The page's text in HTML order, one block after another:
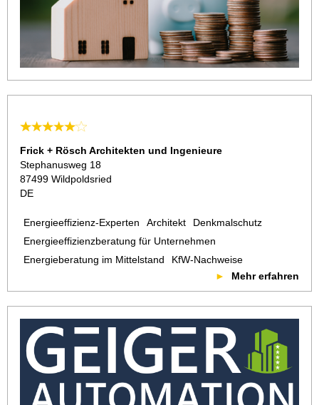
Frick + Rösch Architekten und Ingenieure
Stephanusweg 18
87499 Wildpoldsried
DE
Energieeffizienz-Experten Architekt
Denkmalschutz
Energieeffizienzberatung für Unternehmen
Energieberatung im Mittelstand
KfW-Nachweise
Mehr erfahren